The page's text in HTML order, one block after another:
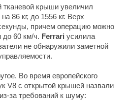
тканевой крыши увеличил
86 кг, до 1556 кг. Верх
причем операцию можно
до 60 км/ч. Ferrari усилила
не обнаружили заметной
Во время европейского
V8 с открытой крышей назвали
за требований к шуму: